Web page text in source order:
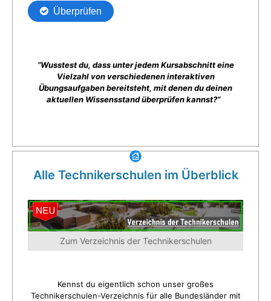
“Wusstest du, dass unter jedem Kursabschnitt eine
Vielzahl von verschiedenen interaktiven
Übungsaufgaben bereitsteht, mit denen du deinen
aktuellen Wissensstand überprüfen kannst?”
Alle Technikerschulen im Überblick
Zum Verzeichnis der Technikerschulen
Kennst du eigentlich schon unser großes
Technikerschulen-Verzeichnis für alle Bundesländer mit